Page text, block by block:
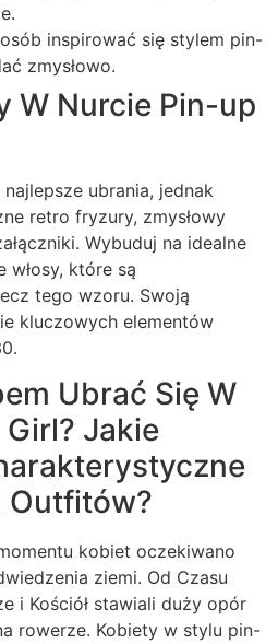
inspirować się stylem pin-
zmysłowo.
W Nurcie Pin-up
ubrania, jednak
retro fryzury, zmysłowy
Wybuduj na idealne
włosy, które są
tego wzoru. Swoją
kluczowych elementów
Ubrać Się W
Jakie
Outfitów?
kobiet oczekiwano
ziemi. Od Czasu
i Kościół stawiali duży opór
rowerze. Kobiety w stylu pin-